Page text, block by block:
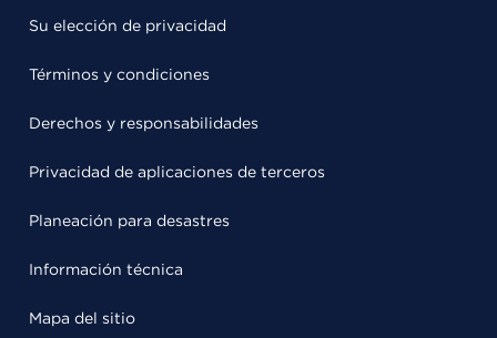
Su elección de privacidad
Términos y condiciones
Derechos y responsabilidades
Privacidad de aplicaciones de terceros
Planeación para desastres
Información técnica
Mapa del sitio